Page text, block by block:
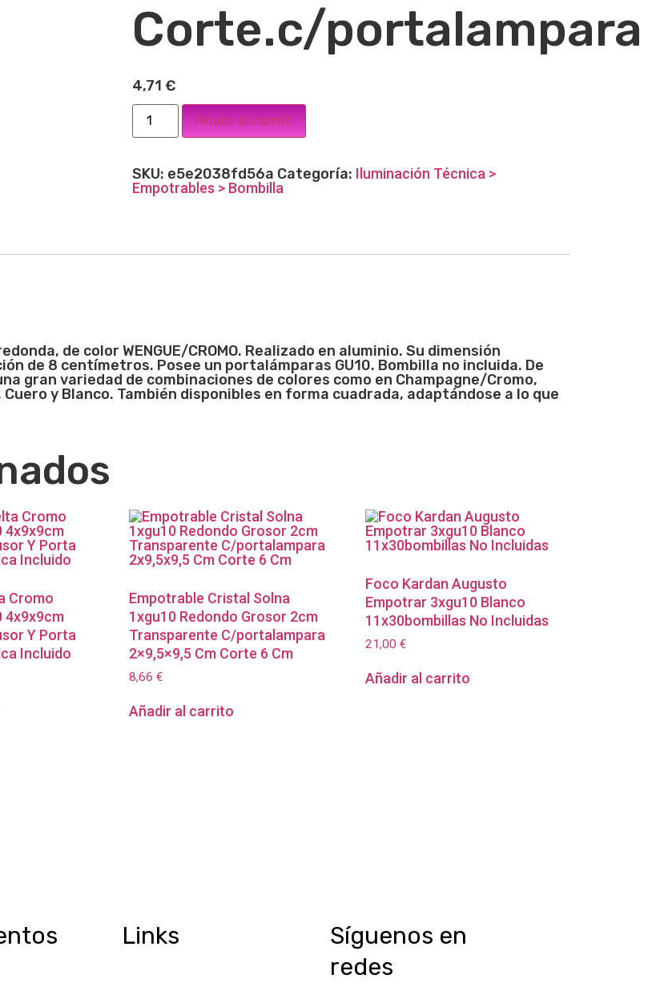
Corte.c/portalampara
4,71 €
Añadir al carrito
SKU: e5e2038fd56a Categoría: Iluminación Técnica >
Empotrables > Bombilla
de color WENGUE/CROMO. Realizado en aluminio. Su dimensión
de 8 centímetros. Posee un portalámparas GU10. Bombilla no incluida. De
gran variedad de combinaciones de colores como en Champagne/Cromo,
y Blanco. También disponibles en forma cuadrada, adaptándose a lo que
Cromo
4x9x9cm
Y Porta
Incluido
Empotrable Cristal Solna
1xgu10 Redondo Grosor 2cm
Transparente C/portalampara
2×9,5×9,5 Cm Corte 6 Cm
8,66€
Añadir al carrito
Foco Kardan Augusto
Empotrar 3xgu10 Blanco
11x30bombillas No Incluidas
21,00€
Añadir al carrito
Links
Síguenos en
redes